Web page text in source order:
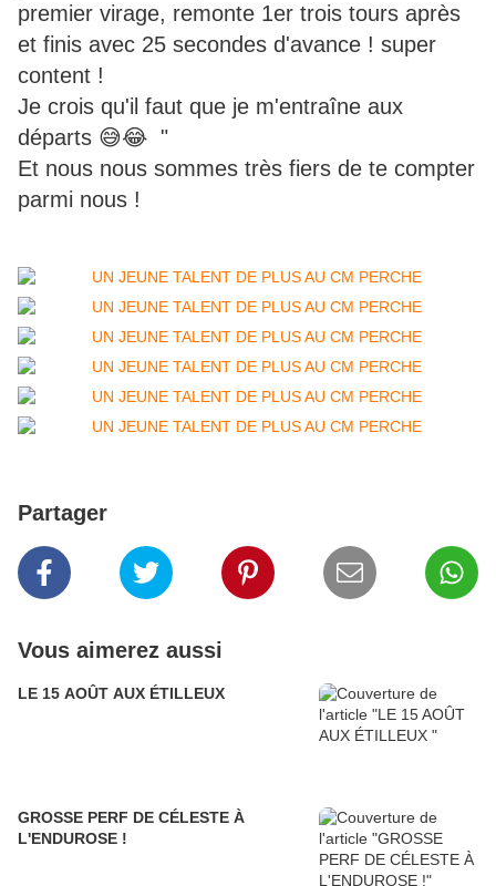
premier virage, remonte 1er trois tours après
et finis avec 25 secondes d'avance ! super
content !
Je crois qu'il faut que je m'entraîne aux
départs 😅😂 "
Et nous nous sommes très fiers de te compter
parmi nous !
Partager
Vous aimerez aussi
LE 15 AOÛT AUX ÉTILLEUX
GROSSE PERF DE CÉLESTE À
L'ENDUROSE !